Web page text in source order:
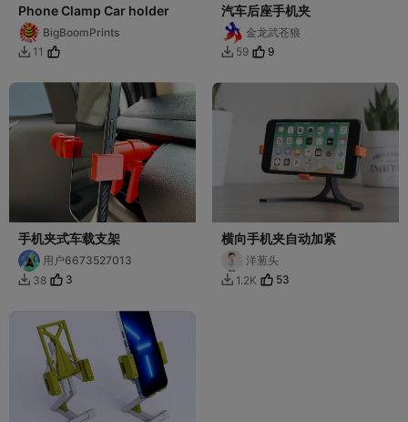
Phone Clamp Car holder
BigBoomPrints
 11
汽车后座手机夹
金龙武苍狼
 59 9
手机夹式车载支架
用户6673527013
 38 3
横向手机夹自动加紧
洋葱头
 1.2K 53